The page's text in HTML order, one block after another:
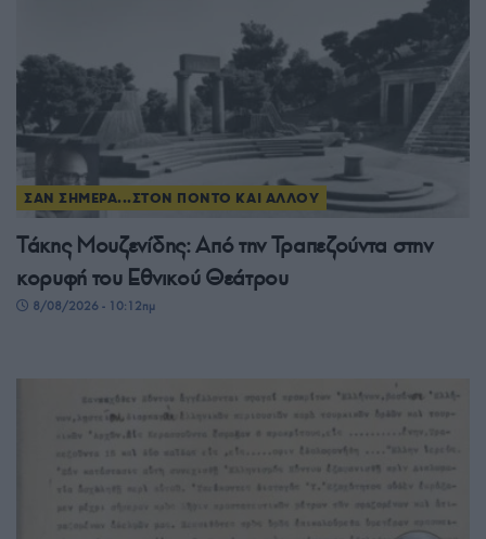
ΣΑΝ ΣΗΜΕΡΑ...ΣΤΟΝ ΠΟΝΤΟ ΚΑΙ ΑΛΛΟΥ
Τάκης Μουζενίδης: Από την Τραπεζούντα στην
κορυφή του Εθνικού Θεάτρου
8/08/2026 - 10:12πμ